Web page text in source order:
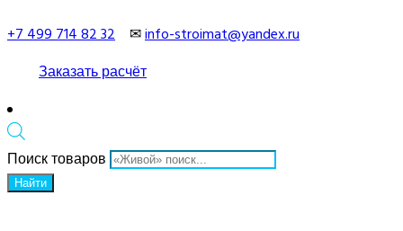
+7 499 714 82 32 ✉info-stroimat@yandex.ru
Заказать расчёт
Поиск товаров
Найти